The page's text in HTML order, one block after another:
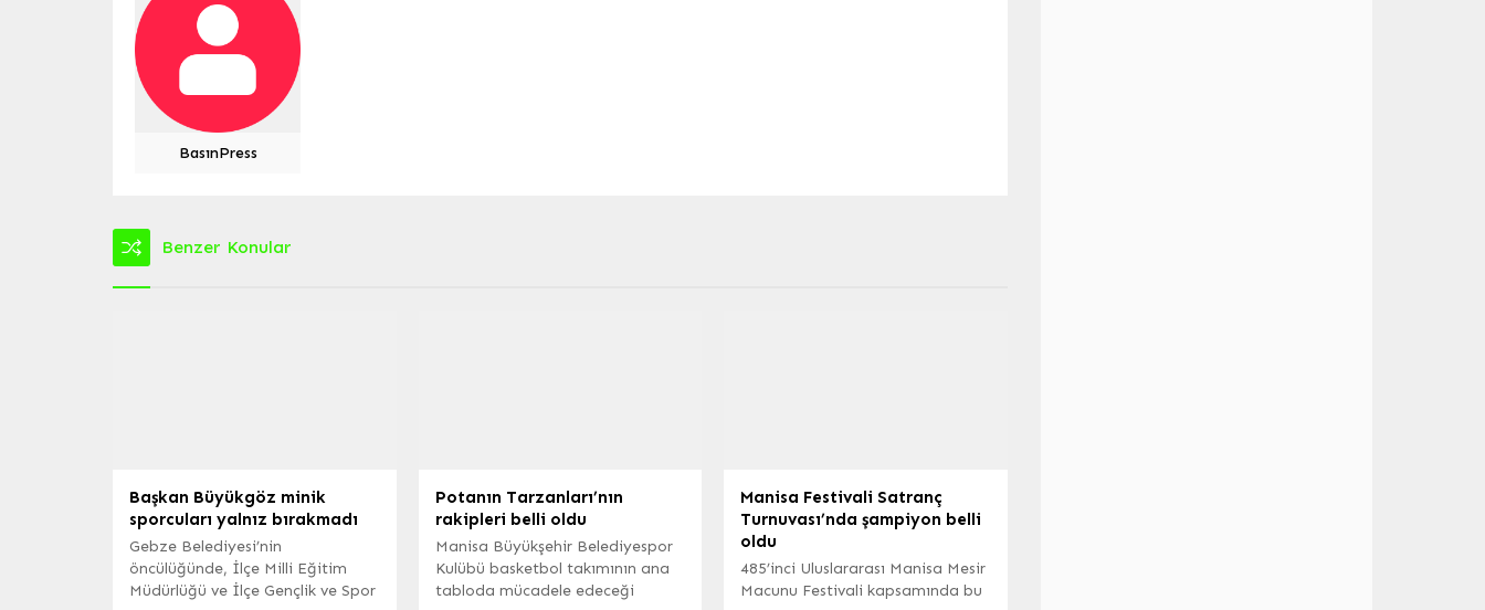
BasınPress
Benzer Konular
Başkan Büyükgöz minik
sporcuları yalnız bırakmadı
Gebze Belediyesi’nin
öncülüğünde, İlçe Milli Eğitim
Müdürlüğü ve İlçe Gençlik ve Spor
Potanın Tarzanları’nın
rakipleri belli oldu
Manisa Büyükşehir Belediyespor
Kulübü basketbol takımının ana
tabloda mücadele edeceği
Manisa Festivali Satranç
Turnuvası’nda şampiyon belli
oldu
485’inci Uluslararası Manisa Mesir
Macunu Festivali kapsamında bu